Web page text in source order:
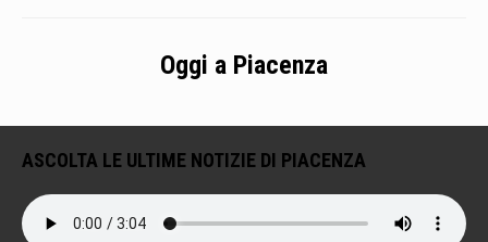
Oggi a Piacenza
ASCOLTA LE ULTIME NOTIZIE DI PIACENZA